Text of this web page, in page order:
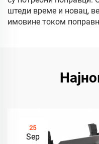
штеди време и новац,
имовине током
25
Sep